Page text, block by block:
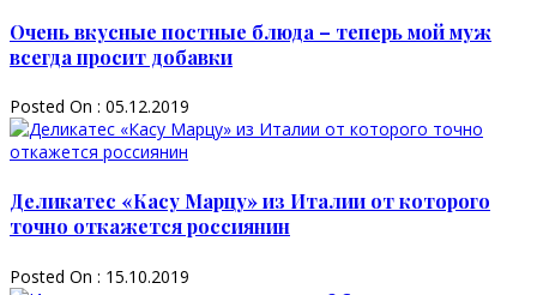
Очень вкусные постные блюда – теперь мой муж
всегда просит добавки
Posted On : 05.12.2019
Деликатес «Касу Марцу» из Италии от которого
точно откажется россиянин
Posted On : 15.10.2019